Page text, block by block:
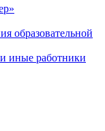
образовательной
иные работники